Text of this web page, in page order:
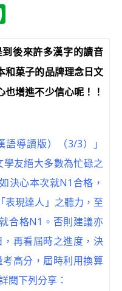
e
r
n
後來許多漢字的讀音
和菓子的品牌理念日文
增進不少信心呢！！
導讀版）（3/3）」
學友絕大多數為忙碌之
決心本次就N1合格，
表現達人」之聽力，至
合格N1。否則建議亦
再看屆時之進度，決
高分，屆時利用換算
閱下列分享：